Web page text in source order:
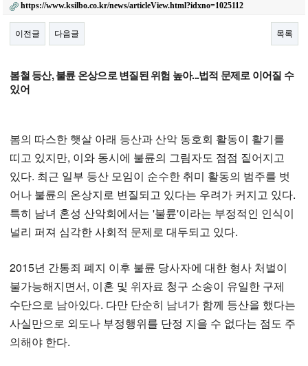
https://www.ksilbo.co.kr/news/articleView.html?idxno=1025112
이전글 다음글 목록
봄철 등산, 불륜 온상으로 변질된 위험 높아...법적 문제로 이어질 수
있어
봄의 따스한 햇살 아래 등산과 산악 동호회 활동이 활기를
띠고 있지만, 이와 동시에 불륜의 그림자도 점점 짙어지고
있다. 최근 일부 등산 모임이 순수한 취미 활동의 범주를 벗
어나 불륜의 온상지로 변질되고 있다는 우려가 커지고 있다.
특히 남녀 혼성 산악회에서는 '불륜'이라는 부정적인 인식이
널리 퍼져 심각한 사회적 문제로 대두되고 있다.
2015년 간통죄 폐지 이후 불륜 당사자에 대한 형사 처벌이
불가능해지면서, 이혼 및 위자료 청구 소송이 유일한 구제
수단으로 남아있다. 다만 단순히 남녀가 함께 등산을 했다는
사실만으로 외도나 부정행위를 단정 지을 수 없다는 점도 주
의해야 한다.